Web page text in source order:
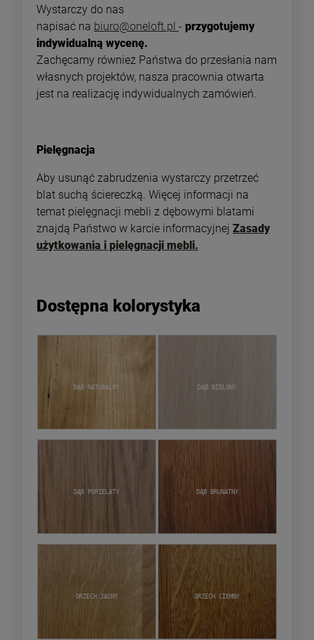
Wystarczy do nas
napisać na biuro@oneloft.pl - przygotujemy
indywidualną wycenę.
Zachęcamy również Państwa do przesłania nam
własnych projektów, nasza pracownia otwarta
jest na realizację indywidualnych zamówień.
Pielęgnacja
Aby usunąć zabrudzenia wystarczy przetrzeć
blat suchą ściereczką. Więcej informacji na
temat pielęgnacji mebli z dębowymi blatami
znajdą Państwo w karcie informacyjnej Zasady
użytkowania i pielęgnacji mebli.
Dostępna kolorystyka
Dąb naturalny Dąb bielony
Dąb popielaty Dąb brunatny
Orzech jasny Orzech ciemny